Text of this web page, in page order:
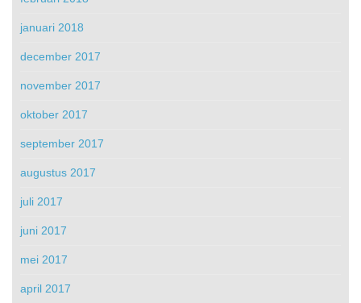
januari 2018
december 2017
november 2017
oktober 2017
september 2017
augustus 2017
juli 2017
juni 2017
mei 2017
april 2017